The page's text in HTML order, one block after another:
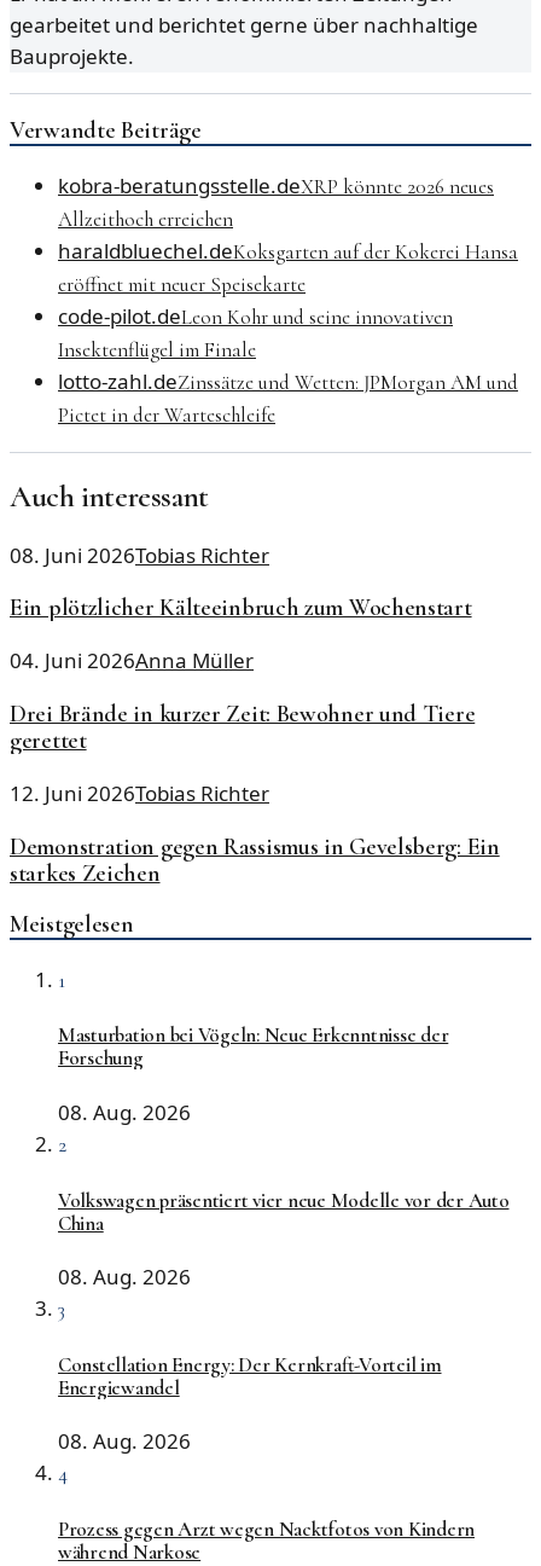
gearbeitet und berichtet gerne über nachhaltige
Bauprojekte.
Verwandte Beiträge
kobra-beratungsstelle.deXRP könnte 2026 neues
Allzeithoch erreichen
haraldbluechel.deKoksgarten auf der Kokerei Hansa
eröffnet mit neuer Speisekarte
code-pilot.deLeon Kohr und seine innovativen
Insektenflügel im Finale
lotto-zahl.deZinssätze und Wetten: JPMorgan AM und
Pictet in der Warteschleife
Auch interessant
08. Juni 2026Tobias Richter
Ein plötzlicher Kälteeinbruch zum Wochenstart
04. Juni 2026Anna Müller
Drei Brände in kurzer Zeit: Bewohner und Tiere
gerettet
12. Juni 2026Tobias Richter
Demonstration gegen Rassismus in Gevelsberg: Ein
starkes Zeichen
Meistgelesen
1
Masturbation bei Vögeln: Neue Erkenntnisse der
Forschung
08. Aug. 2026
2
Volkswagen präsentiert vier neue Modelle vor der Auto
China
08. Aug. 2026
3
Constellation Energy: Der Kernkraft-Vorteil im
Energiewandel
08. Aug. 2026
4
Prozess gegen Arzt wegen Nacktfotos von Kindern
während Narkose